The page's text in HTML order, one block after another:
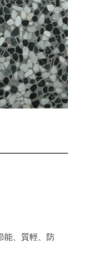
能、質輕、防